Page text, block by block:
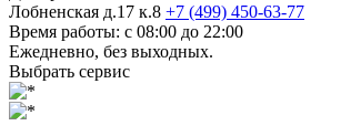
Лобненская д.17 к.8 +7 (499) 450-63-77
Время работы: с 08:00 до 22:00
Ежедневно, без выходных.
Выбрать сервис